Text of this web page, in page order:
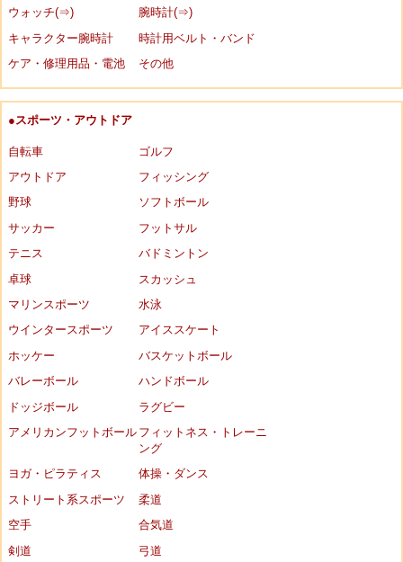
ウォッチ(⇒)
腕時計(⇒)
キャラクター腕時計
時計用ベルト・バンド
ケア・修理用品・電池
その他
●スポーツ・アウトドア
自転車
ゴルフ
アウトドア
フィッシング
野球
ソフトボール
サッカー
フットサル
テニス
バドミントン
卓球
スカッシュ
マリンスポーツ
水泳
ウインタースポーツ
アイススケート
ホッケー
バスケットボール
バレーボール
ハンドボール
ドッジボール
ラグビー
アメリカンフットボール フィットネス・トレーニ
ング
ヨガ・ピラティス
体操・ダンス
ストリート系スポーツ
柔道
空手
合気道
剣道
弓道